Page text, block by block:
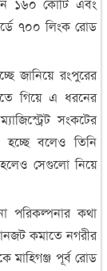
১৬০ কোটি এবং
৭০০ লিংক রোড
জানিয়ে রংপুরের
গিয়ে এ ধরনের
সংকটের
হচ্ছে বলেও তিনি
হলেও সেগুলো নিয়ে
পরিকল্পনার কথা
কমাতে নগরীর
মাহিগঞ্জ পূর্ব রোড